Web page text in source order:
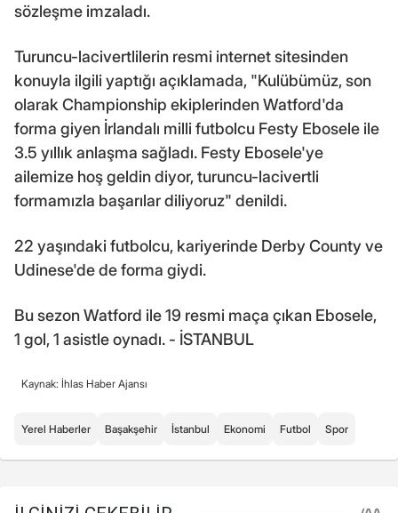
sözleşme imzaladı.
Turuncu-lacivertlilerin resmi internet sitesinden
konuyla ilgili yaptığı açıklamada, "Kulübümüz, son
olarak Championship ekiplerinden Watford'da
forma giyen İrlandalı milli futbolcu Festy Ebosele ile
3.5 yıllık anlaşma sağladı. Festy Ebosele'ye
ailemize hoş geldin diyor, turuncu-lacivertli
formamızla başarılar diliyoruz" denildi.
22 yaşındaki futbolcu, kariyerinde Derby County ve
Udinese'de de forma giydi.
Bu sezon Watford ile 19 resmi maça çıkan Ebosele,
1 gol, 1 asistle oynadı. - İSTANBUL
Kaynak: İhlas Haber Ajansı
Yerel Haberler Başakşehir İstanbul Ekonomi Futbol Spor